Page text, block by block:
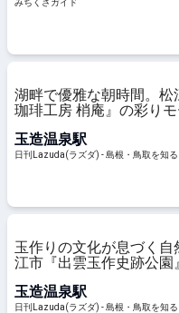
みちくさガイド
湖畔で優雅な朝時間。松
珈琲工房 梢庵』の彩り
玉造温泉駅
日刊Lazuda(ラズダ) - 島根・鳥取を知
玉作りの文化が息づく自
江市『出雲玉作史跡公園
Lazuda
玉造温泉駅
日刊Lazuda(ラズダ) - 島根・鳥取を知